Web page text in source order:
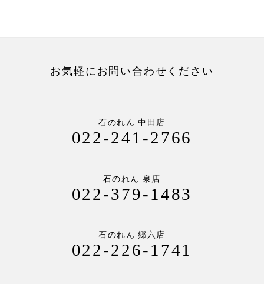
お気軽にお問い合わせください
石のれん 中田店
022-241-2766
石のれん 泉店
022-379-1483
石のれん 郷六店
022-226-1741